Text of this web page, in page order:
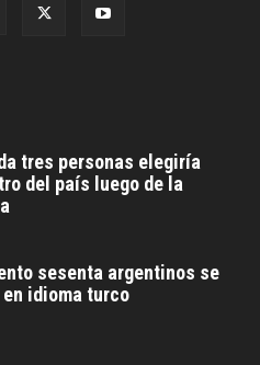
tres personas elegiría
del país luego de la
sesenta argentinos se
idioma turco